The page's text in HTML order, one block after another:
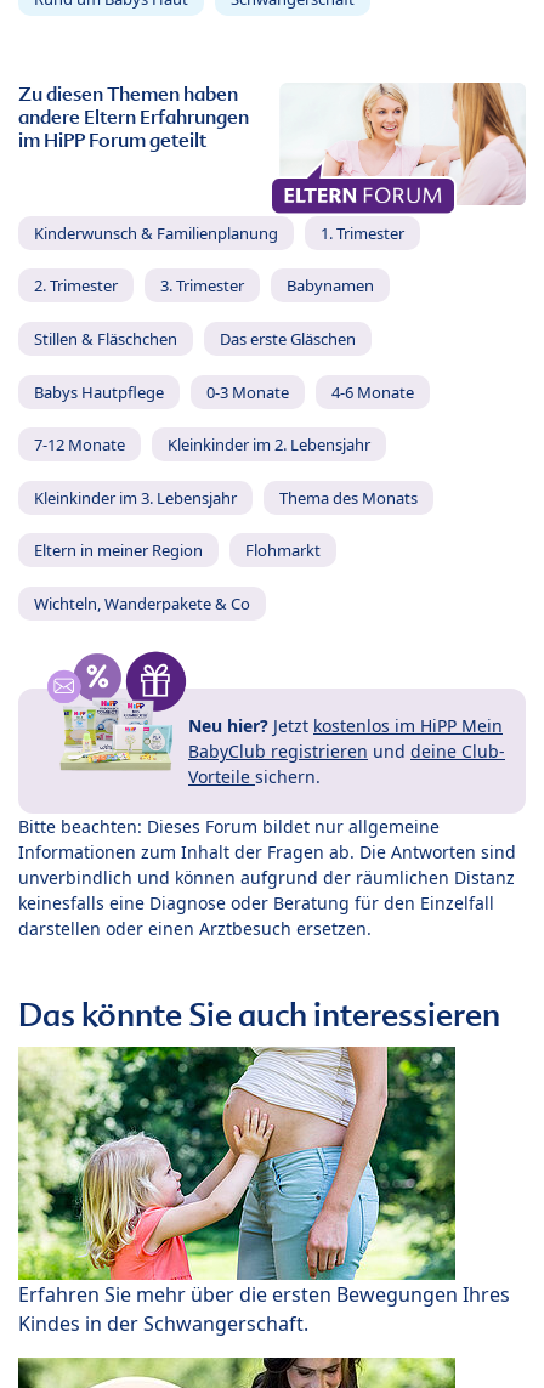
Zu diesen Themen haben
andere Eltern Erfahrungen
im HiPP Forum geteilt
Kinderwunsch & Familienplanung 1. Trimester
2. Trimester 3. Trimester Babynamen
Stillen & Fläschchen Das erste Gläschen
Babys Hautpflege 0-3 Monate 4-6 Monate
7-12 Monate Kleinkinder im 2. Lebensjahr
Kleinkinder im 3. Lebensjahr Thema des Monats
Eltern in meiner Region Flohmarkt
Wichteln, Wanderpakete & Co
Neu hier? Jetzt kostenlos im HiPP Mein
BabyClub registrieren und deine Club-
Vorteile sichern.
Bitte beachten: Dieses Forum bildet nur allgemeine
Informationen zum Inhalt der Fragen ab. Die Antworten sind
unverbindlich und können aufgrund der räumlichen Distanz
keinesfalls eine Diagnose oder Beratung für den Einzelfall
darstellen oder einen Arztbesuch ersetzen.
Das könnte Sie auch interessieren
Erfahren Sie mehr über die ersten Bewegungen Ihres
Kindes in der Schwangerschaft.